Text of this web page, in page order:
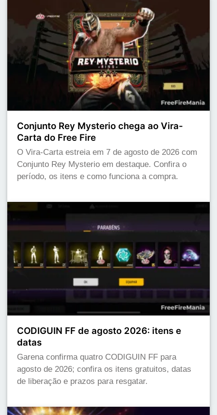
Conjunto Rey Mysterio chega ao Vira-
Carta do Free Fire
O Vira-Carta estreia em 7 de agosto de 2026 com
Conjunto Rey Mysterio em destaque. Confira o
período, os itens e como funciona a compra.
CODIGUIN FF de agosto 2026: itens e
datas
Garena confirma quatro CODIGUIN FF para
agosto de 2026; confira os itens gratuitos, datas
de liberação e prazos para resgatar.